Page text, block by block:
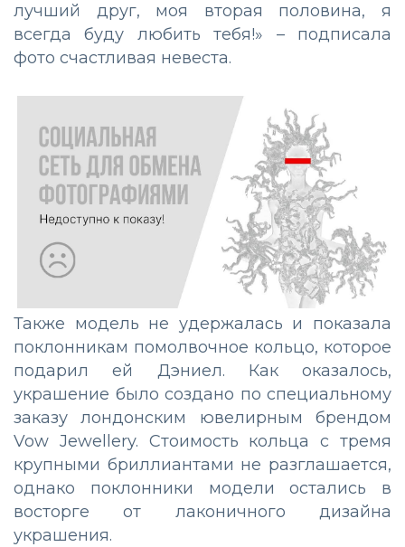
лучший друг, моя вторая половина, я
всегда буду любить тебя!» – подписала
фото счастливая невеста.
Также модель не удержалась и показала
поклонникам помолвочное кольцо, которое
подарил ей Дэниел. Как оказалось,
украшение было создано по специальному
заказу лондонским ювелирным брендом
Vow Jewellery. Стоимость кольца с тремя
крупными бриллиантами не разглашается,
однако поклонники модели остались в
восторге от лаконичного дизайна
украшения.